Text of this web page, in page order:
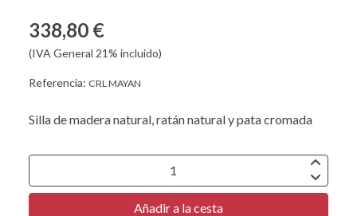
338,80 €
(IVA General 21% incluido)
Referencia: CRL MAYAN
Silla de madera natural, ratán natural y pata cromada
Añadir a la cesta